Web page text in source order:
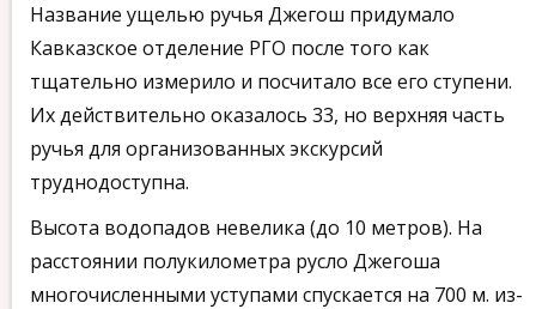
Название ущелью ручья Джегош придумало
Кавказское отделение РГО после того как
тщательно измерило и посчитало все его ступени.
Их действительно оказалось 33, но верхняя часть
ручья для организованных экскурсий
труднодоступна.
Высота водопадов невелика (до 10 метров). На
расстоянии полукилометра русло Джегоша
многочисленными уступами спускается на 700 м. из-